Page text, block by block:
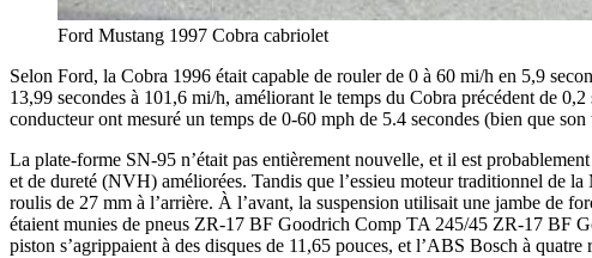
Ford Mustang 1997 Cobra cabriolet
Selon Ford, la Cobra 1996 était capable de rouler de 0 à 60 mi/h en 5,9
13,99 secondes à 101,6 mi/h, améliorant le temps du Cobra précédent de
conducteur ont mesuré un temps de 0-60 mph de 5.4 secondes (bien que
La plate-forme SN-95 n’était pas entièrement nouvelle, et il est
et de dureté (NVH) améliorées. Tandis que l’essieu moteur traditionnel de
roulis de 27 mm à l’arrière. À l’avant, la suspension utilisait une jambe de
étaient munies de pneus ZR-17 BF Goodrich Comp TA 245/45 ZR-17 BF
piston s’agrippaient à des disques de 11,65 pouces, et l’ABS Bosch à quatre